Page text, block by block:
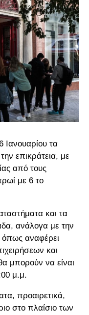
Ιανουαρίου τα
επικράτεια, με
από τους
με 6 το
και τα
ανάλογα με την
όπως αναφέρει
και
μπορούν να είναι
μ.μ.
προαιρετικά,
στο πλαίσιο των